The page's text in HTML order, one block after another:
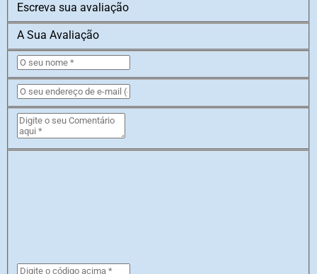
Escreva sua avaliação
A Sua Avaliação